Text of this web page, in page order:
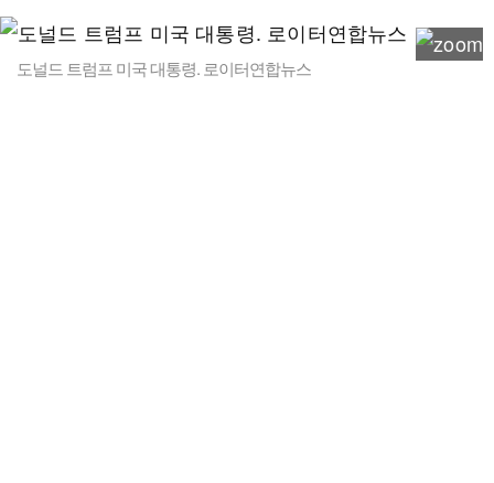
도널드 트럼프 미국 대통령. 로이터연합뉴스